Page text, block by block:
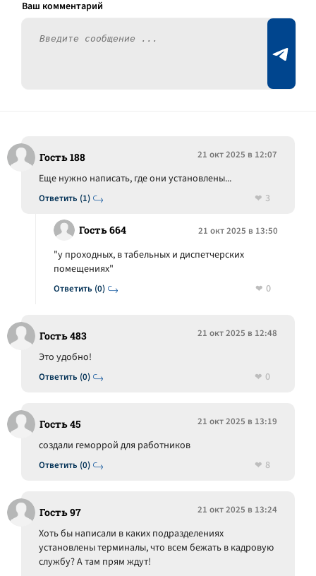
Гость 188 21 окт 2025 в 12:07
Ответить (1)
Еще нужно написать, где они установлены...
3
Гость 664 21 окт 2025 в 13:50
Ответить (0)
"у проходных, в табельных и диспетчерских
помещениях"
0
Гость 483 21 окт 2025 в 12:48
Ответить (0)
Это удобно!
0
Гость 45 21 окт 2025 в 13:19
Ответить (0)
создали геморрой для работников
8
Гость 97 21 окт 2025 в 13:24
Хоть бы написали в каких подразделениях
установлены терминалы, что всем бежать в кадровую
службу? А там прям ждут!